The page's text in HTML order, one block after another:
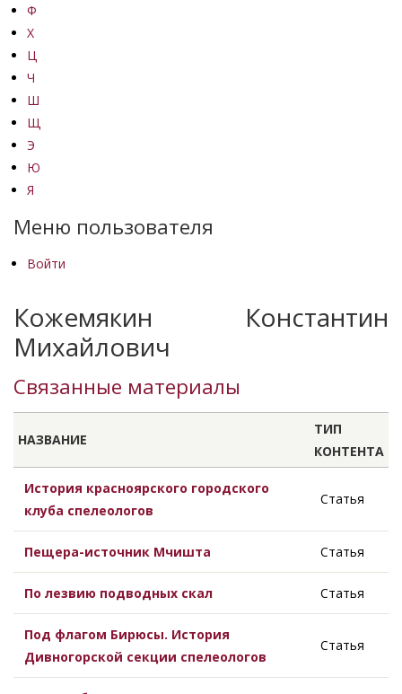
Ф
Х
Ц
Ч
Ш
Щ
Э
Ю
Я
Меню пользователя
Войти
Кожемякин Константин
Михайлович
Связанные материалы
НАЗВАНИЕ
ТИП
КОНТЕНТА
История красноярского городского
клуба спелеологов
Статья
Пещера-источник Мчишта Статья
По лезвию подводных скал Статья
Под флагом Бирюсы. История
Дивногорской секции спелеологов
Статья